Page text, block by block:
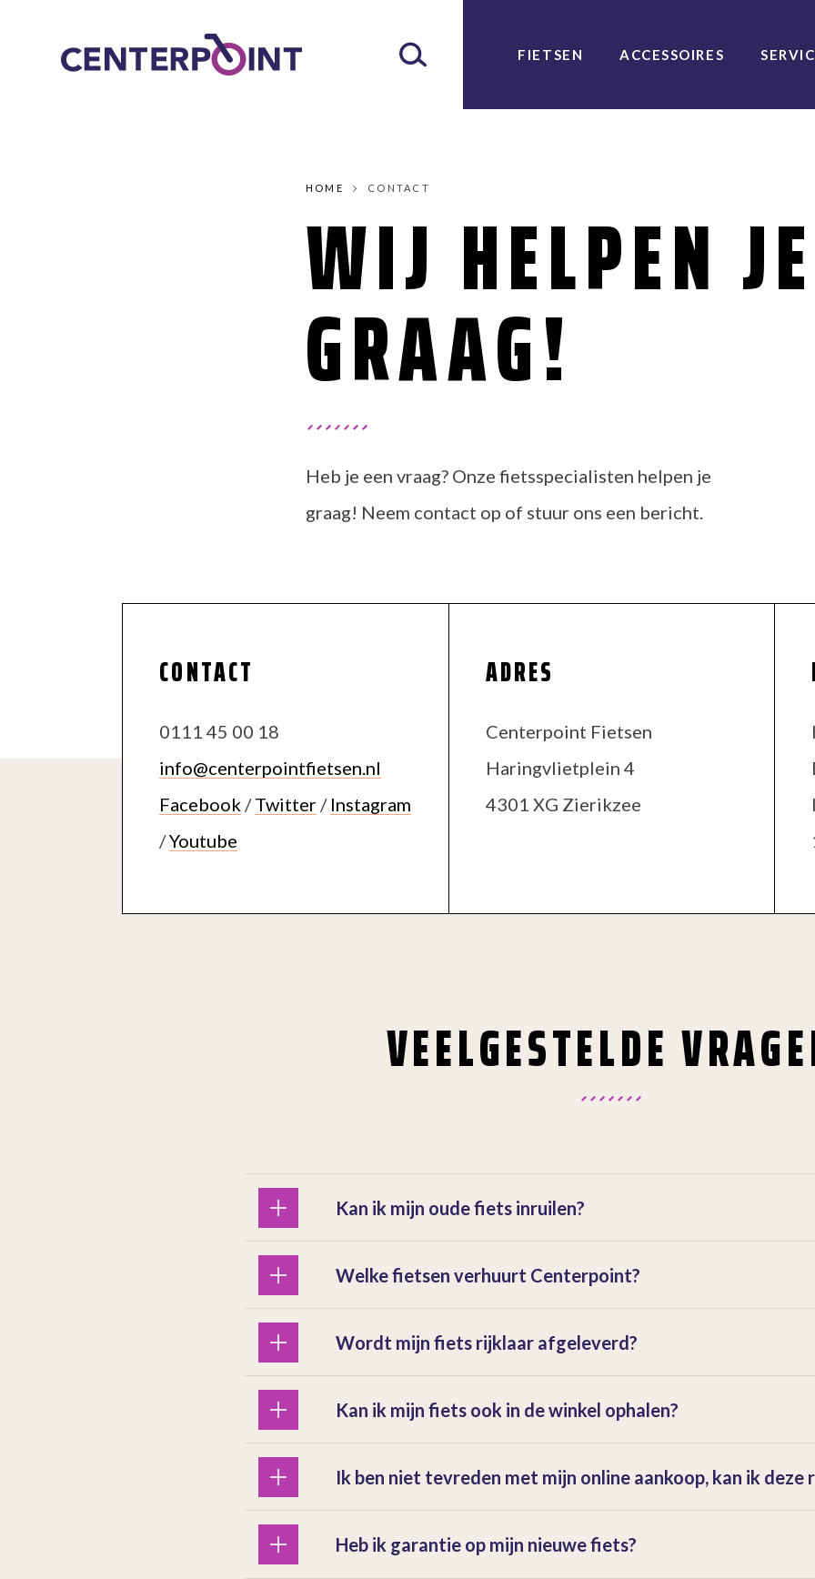
FIETSEN ACCESSOIRES
HOME CONTACT
WIJ HELPEN JE
GRAAG!
Heb je een vraag? Onze fietsspecialisten helpen je
graag! Neem contact op of stuur ons een bericht.
CONTACT
0111 45 00 18
info@centerpointfietsen.nl
Facebook
Twitter
Instagram
Youtube
ADRES
Centerpoint Fietsen
Haringvlietplein 4
4301 XG Zierikzee
VEELGESTELDE
Kan ik mijn oude fiets inruilen?
Welke fietsen verhuurt Centerpoint?
Wordt mijn fiets rijklaar afgeleverd?
Kan ik mijn fiets ook in de winkel ophalen?
Ik ben niet tevreden met mijn online aankoop, kan ik deze
Heb ik garantie op mijn nieuwe fiets?